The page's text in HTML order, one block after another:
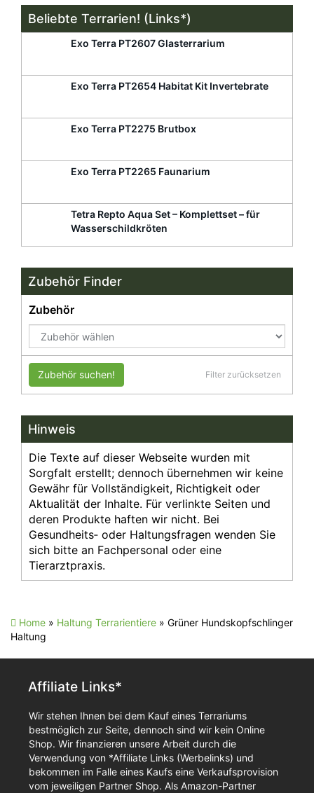
Beliebte Terrarien! (Links*)
Exo Terra PT2607 Glasterrarium
Exo Terra PT2654 Habitat Kit Invertebrate
Exo Terra PT2275 Brutbox
Exo Terra PT2265 Faunarium
Tetra Repto Aqua Set – Komplettset – für
Wasserschildkröten
Zubehör Finder
Zubehör
Filter zurücksetzen
Zubehör suchen!
Hinweis
Die Texte auf dieser Webseite wurden mit
Sorgfalt erstellt; dennoch übernehmen wir keine
Gewähr für Vollständigkeit, Richtigkeit oder
Aktualität der Inhalte. Für verlinkte Seiten und
deren Produkte haften wir nicht. Bei
Gesundheits‑ oder Haltungsfragen wenden Sie
sich bitte an Fachpersonal oder eine
Tierarztpraxis.
Home » Haltung Terrarientiere » Grüner Hundskopfschlinger
Haltung
Affiliate Links*
Wir stehen Ihnen bei dem Kauf eines Terrariums
bestmöglich zur Seite, dennoch sind wir kein Online
Shop. Wir finanzieren unsere Arbeit durch die
Verwendung von *Affiliate Links (Werbelinks) und
bekommen im Falle eines Kaufs eine Verkaufsprovision
vom jeweiligen Partner Shop. Als Amazon-Partner